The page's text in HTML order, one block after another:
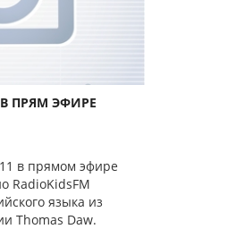
В ПРЯМ ЭФИРЕ
в прямом эфире
RadioKidsFM
языка из
Thomas Daw.